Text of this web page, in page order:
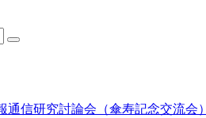
通信研究討論会（傘寿記念交流会